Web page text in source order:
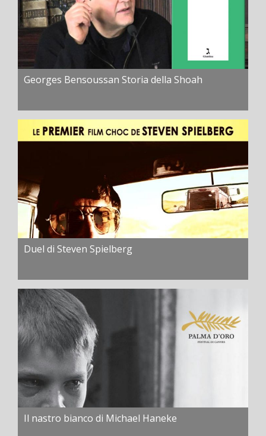
Georges Bensoussan Storia della Shoah
Duel di Steven Spielberg
Il nastro bianco di Michael Haneke